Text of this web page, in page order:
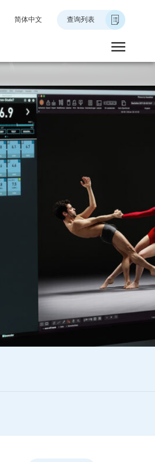
简体中文 查询列表